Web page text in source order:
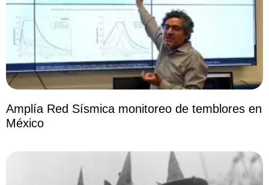
Amplía Red Sísmica monitoreo de temblores en
México